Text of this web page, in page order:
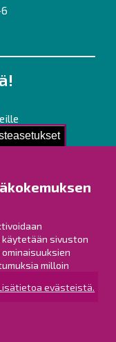
sivuston
milloin
evästeistä.